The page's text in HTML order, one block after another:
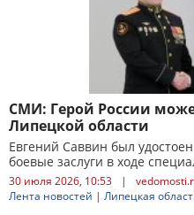
СМИ: Герой России
Липецкой области
Евгений Саввин был
боевые заслуги в ходе
30 июля 2026, 10:53 |
Лента новостей | Липецкая